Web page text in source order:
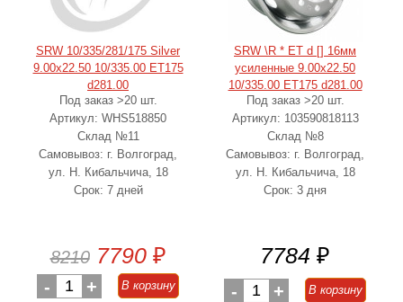
SRW 10/335/281/175 Silver
9.00x22.50 10/335.00 ET175
d281.00
Под заказ >20 шт.
Артикул: WHS518850
Склад №11
Самовывоз: г. Волгоград,
ул. Н. Кибальчича, 18
Срок: 7 дней
8210 7790 ₽
- 1 + В корзину
SRW \R * ET d [] 16мм
усиленные 9.00x22.50
10/335.00 ET175 d281.00
Под заказ >20 шт.
Артикул: 103590818113
Склад №8
Самовывоз: г. Волгоград,
ул. Н. Кибальчича, 18
Срок: 3 дня
7784 ₽
- 1 + В корзину